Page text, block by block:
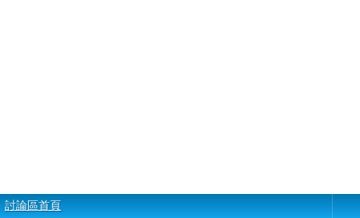
討論區首頁